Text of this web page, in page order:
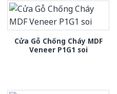
Cửa Gỗ Chống Cháy MDF
Veneer P1G1 soi